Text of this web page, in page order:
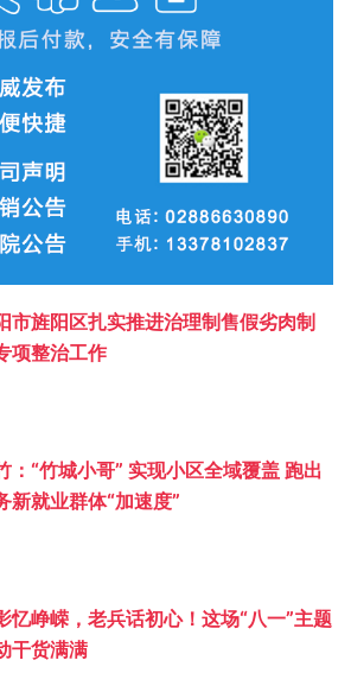
市旌阳区扎实推进治理制售假劣肉制
项整治工作
：“竹城小哥” 实现小区全域覆盖 跑出
新就业群体“加速度”
忆峥嵘，老兵话初心！这场“八一”主题
干货满满